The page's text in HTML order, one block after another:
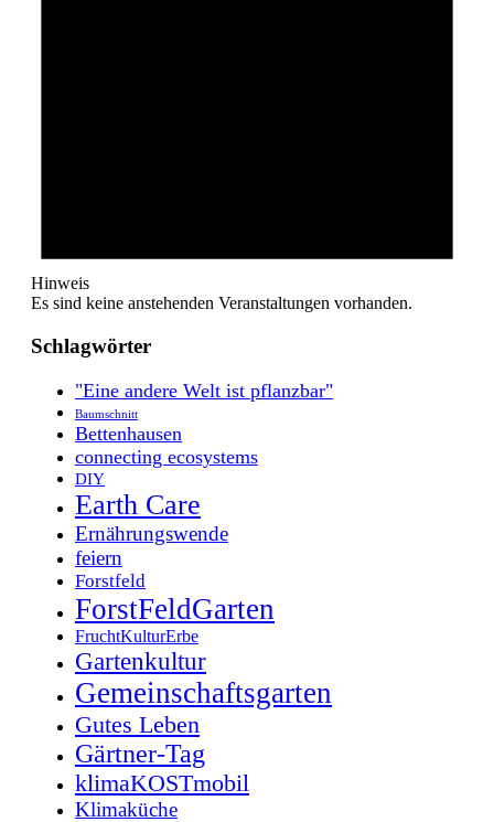
Hinweis
Es sind keine anstehenden Veranstaltungen vorhanden.
Schlagwörter
"Eine andere Welt ist pflanzbar"
Baumschnitt
Bettenhausen
connecting ecosystems
DIY
Earth Care
Ernährungswende
feiern
Forstfeld
ForstFeldGarten
FruchtKulturErbe
Gartenkultur
Gemeinschaftsgarten
Gutes Leben
Gärtner-Tag
klimaKOSTmobil
Klimaküche